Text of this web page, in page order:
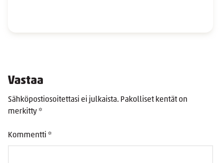
Vastaa
Sähköpostiosoitettasi ei julkaista. Pakolliset kentät on
merkitty *
Kommentti *